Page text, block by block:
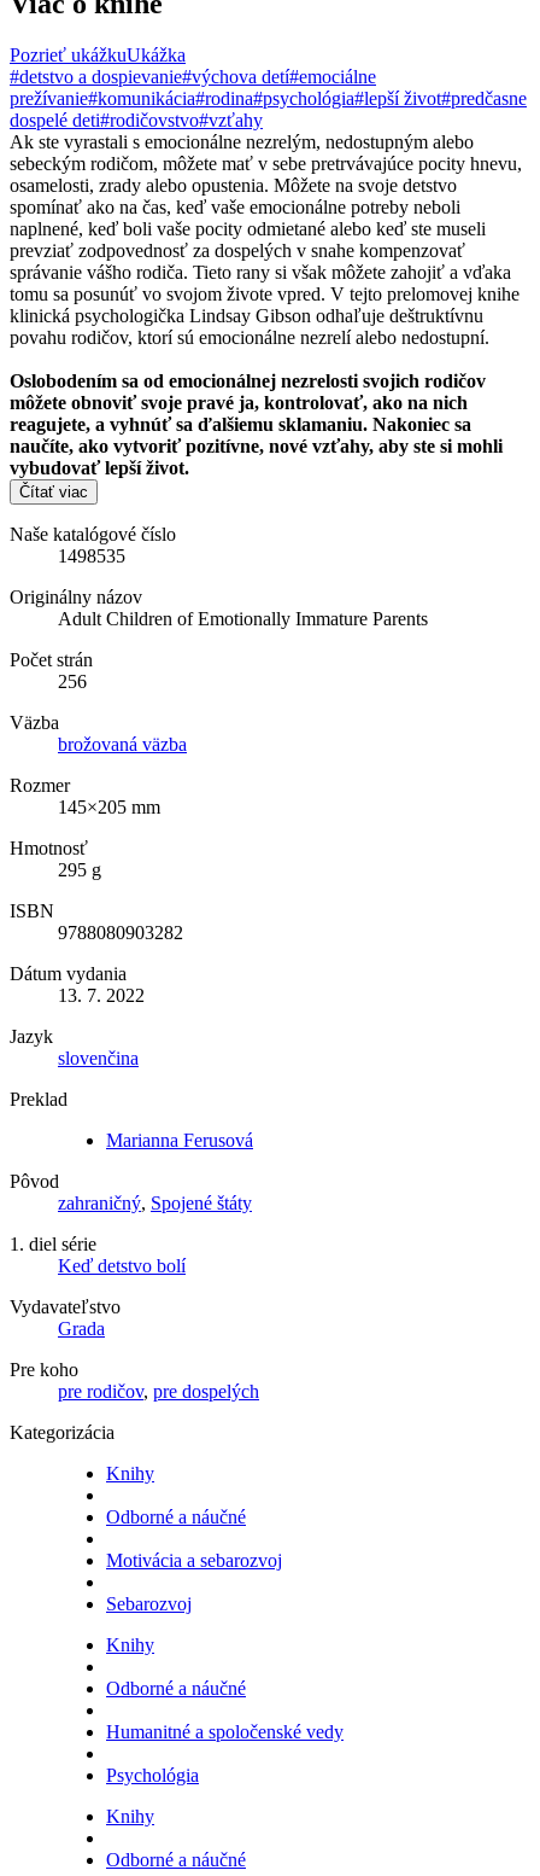
Pozrieť ukážkuUkážka
#detstvo a dospievanie#výchova detí#emociálne
prežívanie#komunikácia#rodina#psychológia#lepší život#predčasne
dospelé deti#rodičovstvo#vzťahy
Ak ste vyrastali s emocionálne nezrelým, nedostupným alebo
sebeckým rodičom, môžete mať v sebe pretrvávajúce pocity hnevu,
osamelosti, zrady alebo opustenia. Môžete na svoje detstvo
spomínať ako na čas, keď vaše emocionálne potreby neboli
naplnené, keď boli vaše pocity odmietané alebo keď ste museli
prevziať zodpovednosť za dospelých v snahe kompenzovať
správanie vášho rodiča. Tieto rany si však môžete zahojiť a vďaka
tomu sa posunúť vo svojom živote vpred. V tejto prelomovej knihe
klinická psychologička Lindsay Gibson odhaľuje deštruktívnu
povahu rodičov, ktorí sú emocionálne nezrelí alebo nedostupní.
Oslobodením sa od emocionálnej nezrelosti svojich rodičov
môžete obnoviť svoje pravé ja, kontrolovať, ako na nich
reagujete, a vyhnúť sa ďalšiemu sklamaniu. Nakoniec sa
naučíte, ako vytvoriť pozitívne, nové vzťahy, aby ste si mohli
vybudovať lepší život.
Čítať viac
Naše katalógové číslo
1498535
Originálny názov
Adult Children of Emotionally Immature Parents
Počet strán
256
Väzba
brožovaná väzba
Rozmer
145×205 mm
Hmotnosť
295 g
ISBN
9788080903282
Dátum vydania
13. 7. 2022
Jazyk
slovenčina
Preklad
Marianna Ferusová
Pôvod
zahraničný, Spojené štáty
1. diel série
Keď detstvo bolí
Vydavateľstvo
Grada
Pre koho
pre rodičov, pre dospelých
Kategorizácia
Knihy
Odborné a náučné
Motivácia a sebarozvoj
Sebarozvoj
Knihy
Odborné a náučné
Humanitné a spoločenské vedy
Psychológia
Knihy
Odborné a náučné